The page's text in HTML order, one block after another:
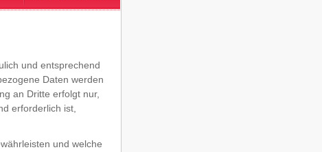
und entsprechend
Daten werden
an Dritte erfolgt nur,
erforderlich ist,
und welche